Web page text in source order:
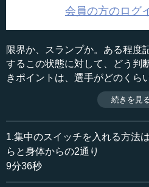
会員の方のログ
限界か、スランプか。ある程度
するこの状態に対して、どう判
きポイントは、選手がどのくら
いう。そのときに有効なのは、
えてみることである。選手の成
み重ねて伸びていくフェーズと
の二つがあるが、実際にはきれ
く、繰り返しながら進んでいく
会うコーチのタイプだという。
収録日：2020年9月16日
追加日：2021年3月2日
カテゴリー：
文化・芸術
続きを見
1.集中のスイッチを入れる方法
らと身体からの2通り
9分36秒